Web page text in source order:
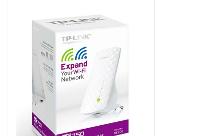
ΕΙΣΟΔΟΣ
ΚΑΛΑΘΙ-ΑΓΟΡΩΝ
ΠΟΙΟΙ ΕΙΜΑΣΤΕ
SERVICE